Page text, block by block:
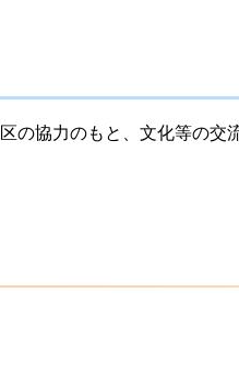
の協力のもと、文化等の交